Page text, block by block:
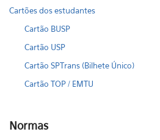
Cartões dos estudantes
Cartão BUSP
Cartão USP
Cartão SPTrans (Bilhete Único)
Cartão TOP / EMTU
Normas